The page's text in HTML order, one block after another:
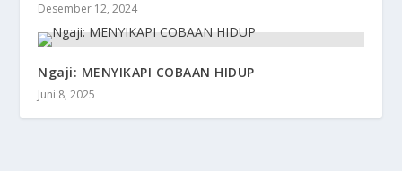
Desember 12, 2024
Ngaji: MENYIKAPI COBAAN HIDUP
Juni 8, 2025